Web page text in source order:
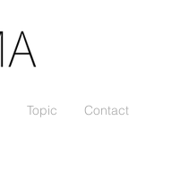
Topic Contact